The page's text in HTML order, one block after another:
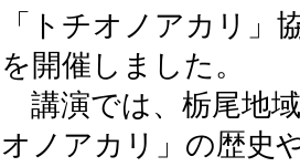
「トチオノアカリ」
を開催しました。
講演では、栃尾地
オノアカリ」の歴史